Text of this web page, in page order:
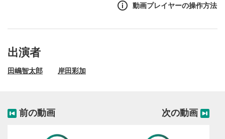
動画プレイヤーの操作方法
出演者
田嶋智太郎 岸田彩加
前の動画 次の動画